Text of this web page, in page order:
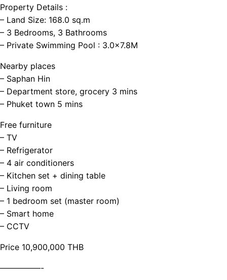
Property Details :
– Land Size: 168.0 sq.m
– 3 Bedrooms, 3 Bathrooms
– Private Swimming Pool : 3.0×7.8M
Nearby places
– Saphan Hin
– Department store, grocery 3 mins
– Phuket town 5 mins
Free furniture
– TV
– Refrigerator
– 4 air conditioners
– Kitchen set + dining table
– Living room
– 1 bedroom set (master room)
– Smart home
– CCTV
Price 10,900,000 THB
—————-